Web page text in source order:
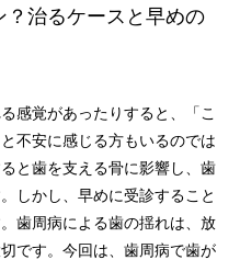
治るケースと早めの
感覚があったりすると、「こ
不安に感じる方もいるのでは
と歯を支える骨に影響し、歯
しかし、早めに受診すること
歯周病による歯の揺れは、放
です。今回は、歯周病で歯が